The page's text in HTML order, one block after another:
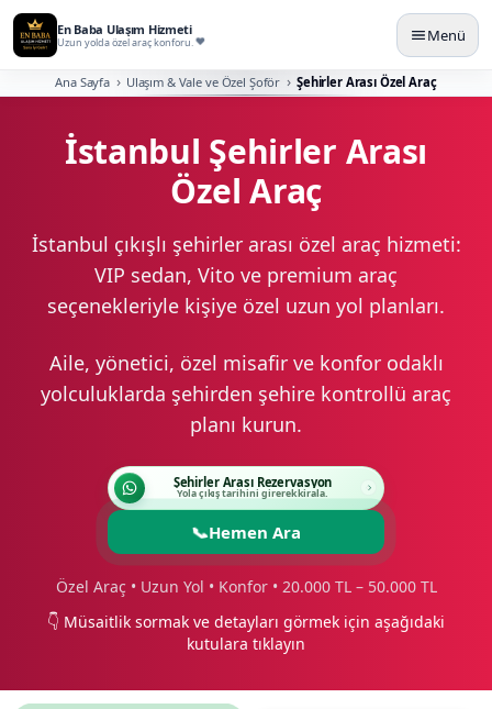
En Baba Ulaşım Hizmeti
Uzun yolda özel araç konforu. Menü
Ana Sayfa Ulaşım & Vale ve Özel Şoför Şehirler Arası Özel Araç
İstanbul Şehirler Arası
Özel Araç
İstanbul çıkışlı şehirler arası özel araç hizmeti:
VIP sedan, Vito ve premium araç
seçenekleriyle kişiye özel uzun yol planları.
Aile, yönetici, özel misafir ve konfor odaklı
yolculuklarda şehirden şehire kontrollü araç
planı kurun.
Şehirler Arası Rezervasyon
Yola çıkış tarihini girerek kirala.
📞Hemen Ara
Özel Araç • Uzun Yol • Konfor • 20.000 TL – 50.000 TL
👇 Müsaitlik sormak ve detayları görmek için aşağıdaki
kutulara tıklayın